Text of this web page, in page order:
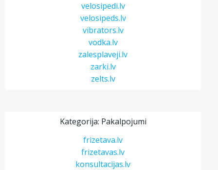
velosipedi.lv
velosipeds.lv
vibrators.lv
vodka.lv
zalesplaveji.lv
zarki.lv
zelts.lv
Kategorija: Pakalpojumi
frizetava.lv
frizetavas.lv
konsultacijas.lv